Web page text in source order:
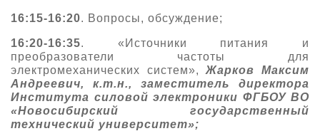
16:15-16:20. Вопросы, обсуждение;
16:20-16:35. «Источники питания и
преобразователи частоты для
электромеханических систем»,Жарков Максим
Андреевич, к.т.н., заместитель директора
Института силовой электроники ФГБОУ ВО
«Новосибирский государственный
технический университет»;